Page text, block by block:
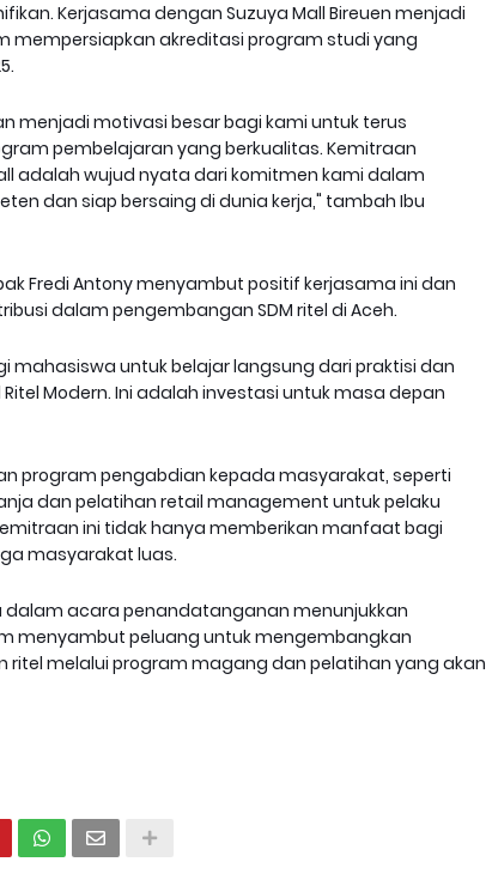
Kerjasama dengan Suzuya Mall Bireuen menjadi
mempersiapkan akreditasi program studi yang
menjadi motivasi besar bagi kami untuk terus
pembelajaran yang berkualitas. Kemitraan
adalah wujud nyata dari komitmen kami dalam
dan siap bersaing di dunia kerja," tambah Ibu
Fredi Antony menyambut positif kerjasama ini dan
dalam pengembangan SDM ritel di Aceh.
mahasiswa untuk belajar langsung dari praktisi dan
Modern. Ini adalah investasi untuk masa depan
program pengabdian kepada masyarakat, seperti
dan pelatihan retail management untuk pelaku
ini tidak hanya memberikan manfaat bagi
masyarakat luas.
dalam acara penandatanganan menunjukkan
menyambut peluang untuk mengembangkan
ritel melalui program magang dan pelatihan yang akan